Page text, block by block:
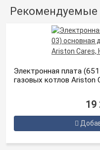
Рекомендуемые
Электронная плата
газовых котлов Ariston
19